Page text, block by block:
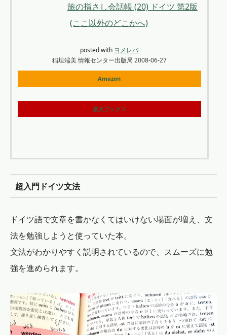
旅の指さし会話帳 (20) ドイツ 第2版
(ここ以外のどこかへ)
posted with ヨメレバ
稲垣端美 情報センター出版局 2008-06-27
Amazon
楽天ブックス
超入門ドイツ文法
ドイツ語で文章を書かなくてはいけない場面が増え、文
法を勉強しようと使っていた本。
文法がわかりやすく説明されているので、スムーズに勉
強を進められます。